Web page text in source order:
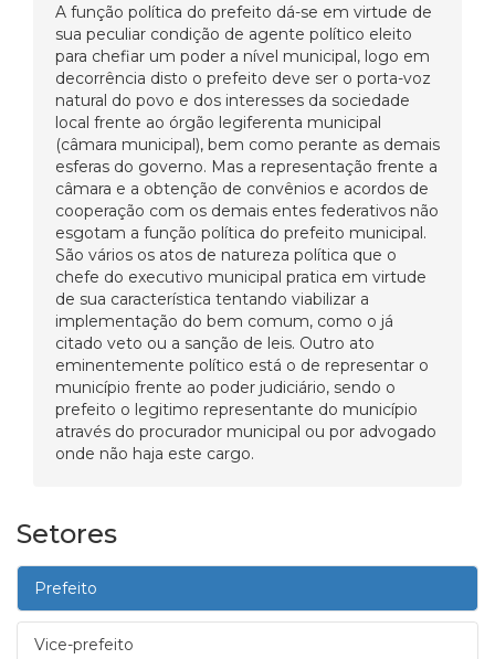
A função política do prefeito dá-se em virtude de
sua peculiar condição de agente político eleito
para chefiar um poder a nível municipal, logo em
decorrência disto o prefeito deve ser o porta-voz
natural do povo e dos interesses da sociedade
local frente ao órgão legiferenta municipal
(câmara municipal), bem como perante as demais
esferas do governo. Mas a representação frente a
câmara e a obtenção de convênios e acordos de
cooperação com os demais entes federativos não
esgotam a função política do prefeito municipal.
São vários os atos de natureza política que o
chefe do executivo municipal pratica em virtude
de sua característica tentando viabilizar a
implementação do bem comum, como o já
citado veto ou a sanção de leis. Outro ato
eminentemente político está o de representar o
município frente ao poder judiciário, sendo o
prefeito o legitimo representante do município
através do procurador municipal ou por advogado
onde não haja este cargo.
Setores
Prefeito
Vice-prefeito